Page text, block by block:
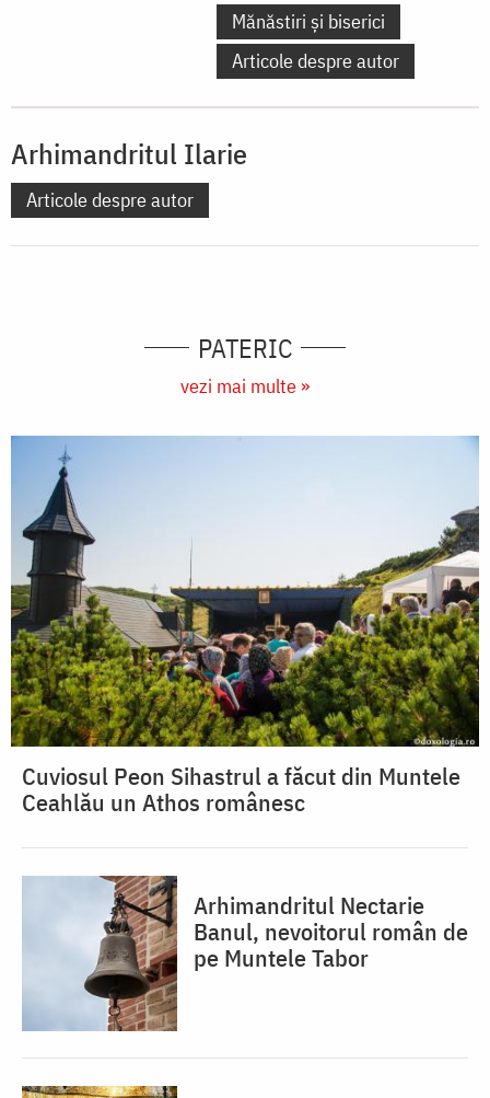
Mănăstiri și biserici
Articole despre autor
Arhimandritul Ilarie
Articole despre autor
PATERIC
vezi mai multe »
Cuviosul Peon Sihastrul a făcut din Muntele
Ceahlău un Athos românesc
Arhimandritul Nectarie
Banul, nevoitorul român de
pe Muntele Tabor